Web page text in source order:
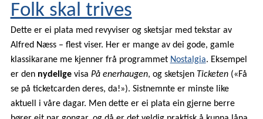
Folk skal trives
Dette er ei plata med revyviser og sketsjar med tekstar av
Alfred Næss – flest viser. Her er mange av dei gode, gamle
klassikarane me kjenner frå programmet Nostalgia. Eksempel
er den nydeligevisa På enerhaugen, og sketsjen Ticketen(«Få
se på ticketcarden deres, da!»). Sistnemnte er minste like
aktuell i våre dagar. Men dette er ei plata ein gjerne berre